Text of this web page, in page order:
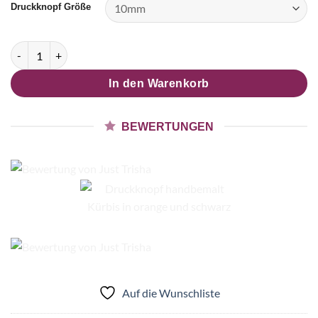
Druckknopf Größe
Druckknopf handbemalt Kürbis in orange und schwarz Menge
In den Warenkorb
BEWERTUNGEN
Auf die Wunschliste